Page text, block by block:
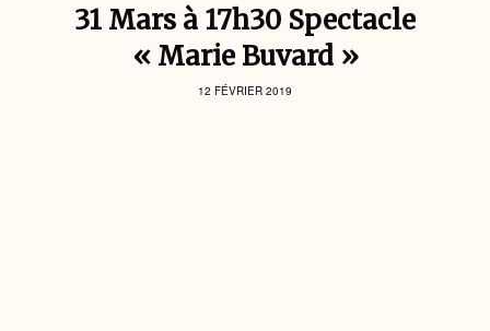
31 Mars à 17h30 Spectacle
« Marie Buvard »
12 FÉVRIER 2019